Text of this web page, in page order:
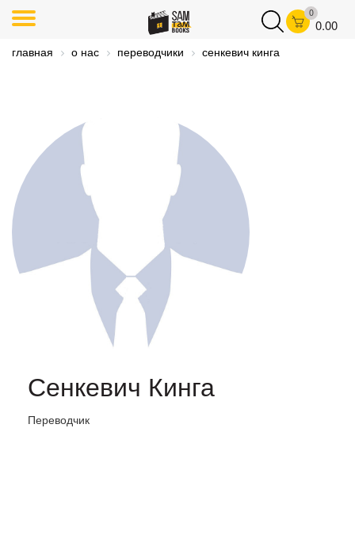
0
0.00
главная о нас переводчики сенкевич кинга
Сенкевич Кинга
Переводчик